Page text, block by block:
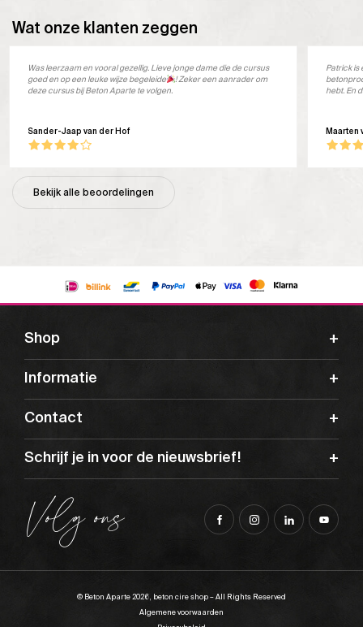
Wat onze klanten zeggen
Sander-Jaap van der Hof
Was leerzaam en vooral gezellig. Lieve jonge dame die de cursus
goed en op een leuke wijze begeleide
! Zeker een aanrader om
deze cursus bij Beton Aparte te volgen.
Maarten
Patrick is
hebt. En
Bekijk alle beoordelingen
Shop
Informatie
Contact
Schrijf je in voor de nieuwsbrief!
Volg ons
© Beton Aparte 2026, beton cire shop – All Rights Reserved
Algemene voorwaarden